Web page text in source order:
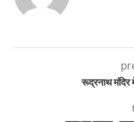
रूद्रनाथ मंदिर